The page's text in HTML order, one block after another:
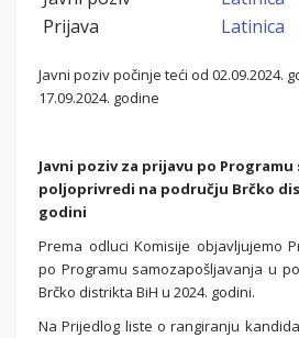
Prijava
Latinica
Javni poziv počinje teći od 02.09.2024.
17.09.2024. godine
Javni poziv za prijavu po
poljoprivredi na području Brčko
godini
Prema odluci Komisije objavljujemo
po Programu samozapošljavanja u
Brčko distrikta BiH u 2024. godini.
Na Prijedlog liste o rangiranju